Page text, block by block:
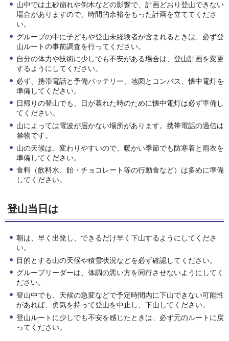
山中では土砂崩れや倒木などの影響で、計画どおり登山できない
場合がありますので、時間的余裕をもった計画を立ててくださ
い。
グループの中に子どもや登山未経験者が含まれるときは、必ず登
山ルートの事前調査を行ってください。
自分の体力や技術に少しでも不安がある場合は、登山計画を変更
するようにしてください。
必ず、携帯電話と予備バッテリー、地図とコンパス、懐中電灯を
準備してください。
日帰りの登山でも、日が暮れた時のために懐中電灯は必ず準備し
てください。
山によっては電波が届かない場所があります。携帯電話の過信は
禁物です。
山の天候は、変わりやすいので、暖かい季節でも防寒着と雨衣を
準備してください。
食料（飲料水、飴・チョコレート等の行動食など）は多めに準備
してください。
登山当日は
朝は、早く出発し、できるだけ早く下山するようにしてくださ
い。
目的とする山の天候や積雪状況などを必ず確認してください。
グループリーダーは、体調の悪い方を同行させないようにしてく
ださい。
登山中でも、天候の急変などで予定時間内に下山できない可能性
があれば、勇気を持って登山を中止し、下山してください。
登山ルートに少しでも不安を感じたときは、必ず元のルートに戻
ってください。